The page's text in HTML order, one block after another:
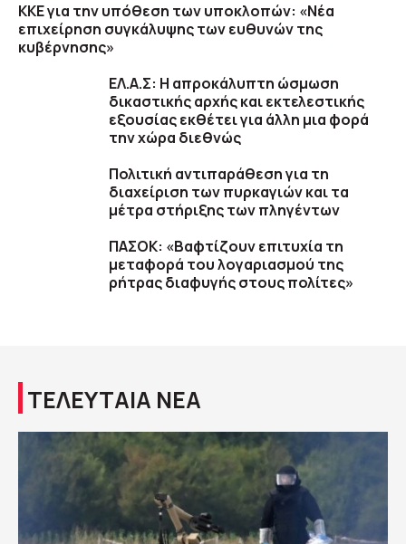
ΚΚΕ για την υπόθεση των υποκλοπών: «Νέα
επιχείρηση συγκάλυψης των ευθυνών της
κυβέρνησης»
ΕΛ.Α.Σ: Η απροκάλυπτη ώσμωση
δικαστικής αρχής και εκτελεστικής
εξουσίας εκθέτει για άλλη μια φορά
την χώρα διεθνώς
Πολιτική αντιπαράθεση για τη
διαχείριση των πυρκαγιών και τα
μέτρα στήριξης των πληγέντων
ΠΑΣΟΚ: «Βαφτίζουν επιτυχία τη
μεταφορά του λογαριασμού της
ρήτρας διαφυγής στους πολίτες»
ΤΕΛΕΥΤΑΙΑ ΝΕΑ